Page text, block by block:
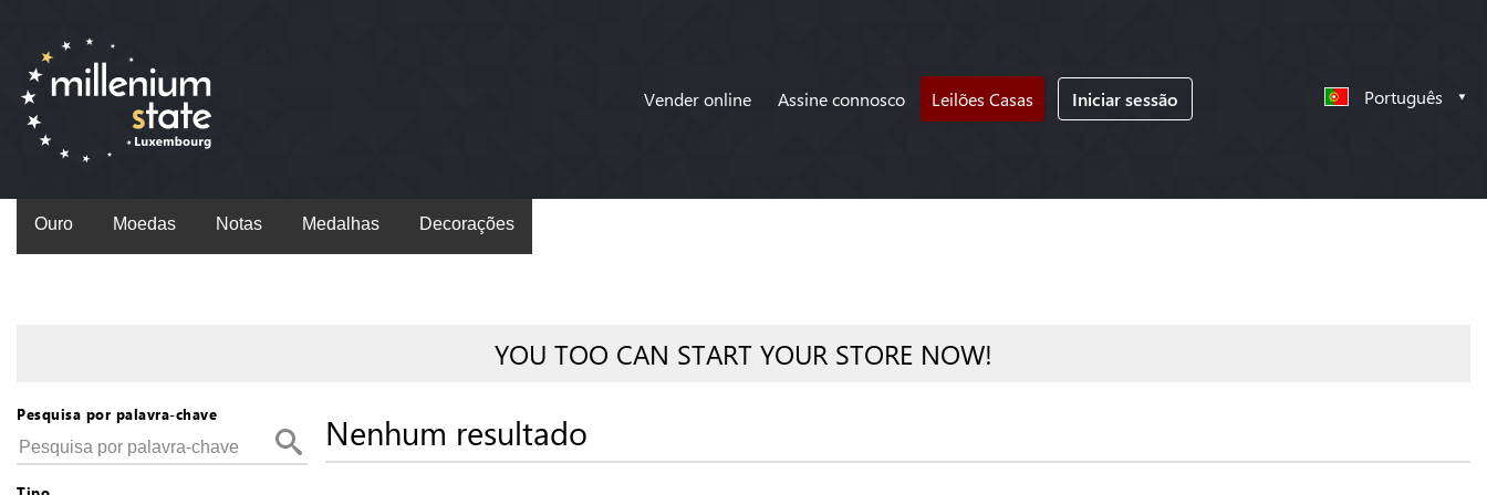
Vender online Assine connosco Leilões Casas Iniciar sessão Português
Ouro Moedas Notas Medalhas Decorações
YOU TOO CAN START YOUR STORE NOW!
Pesquisa por palavra-chave Nenhum resultado